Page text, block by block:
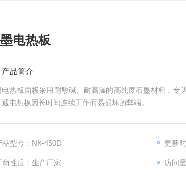
电热板
产品简介
电热板面板采用耐酸碱、耐高温的高纯度石墨材料，专
通电热板因长时间连续工作而易损坏的弊端。
品型号：NK-450D 更新
商性质：生产厂家 访问